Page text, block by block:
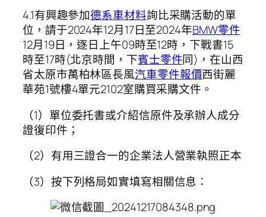
4.1有興趣參加德系車材料詢比采購活動的單
位，請于2024年12月17日至2024年BMW零件
12月19日，逐日上午09時至12時，下戰書15
時至17時(北京時間，下賓士零件同)，在山西
省太原市萬柏林區長風汽車零件報價西街麗
華苑1號樓4單元2102室購買采購文件。
（1）單位委托書或介紹信原件及承辦人成分
證復印件；
（2）有用三證合一的企業法人營業執照正本
（3）按下列格局如實填寫相關信息：